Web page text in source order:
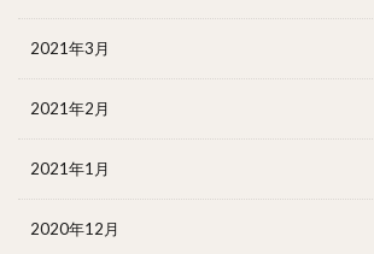
2021年3月
2021年2月
2021年1月
2020年12月